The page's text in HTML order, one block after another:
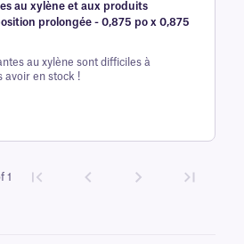
au xylène et aux produits
prolongée - 0,875 po x 0,875
au xylène sont difficiles à
avoir en stock !
1